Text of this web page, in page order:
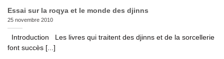
Essai sur la roqya et le monde des djinns
25 novembre 2010
Introduction Les livres qui traitent des djinns et de la sorcellerie
font succès [...]